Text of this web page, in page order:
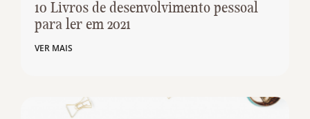
10 Livros de desenvolvimento pessoal
para ler em 2021
VER MAIS